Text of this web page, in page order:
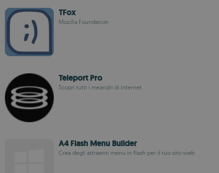
TFox
Mozilla Foundation
Teleport Pro
Scopri tutti i meandri di internet
A4 Flash Menu Builder
Crea degli attraenti menu in flash per il tuo sito web